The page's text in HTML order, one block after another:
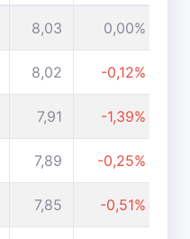
8,03 0,00%
8,02 -0,12%
7,91 -1,39%
7,89 -0,25%
7,85 -0,51%